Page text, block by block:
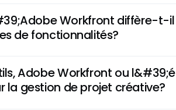
Workfront diffère-t-
de fonctionnalités?
aux projets d'entreprise de grande
pour ses fonctionnalités de gestion
Adobe Workfront ou
la gestion de projet créative?